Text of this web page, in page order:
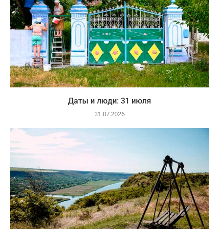
Даты и люди: 31 июля
31.07.2026